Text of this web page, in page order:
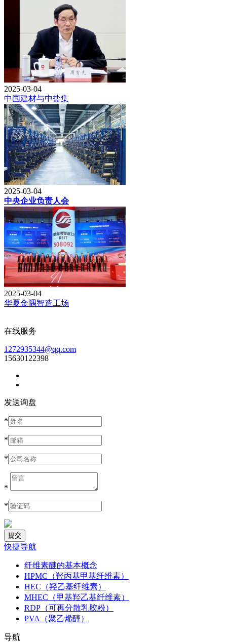
2025-03-04
中国建材与中盐集
2025-03-04
中央企业负责人会
2025-03-04
华夏金隅智造工场
在线服务
1272935344@qq.com
15630122398
发送询盘
*
*
*
*
*
快捷导航
纤维素醚的基本概念
HPMC（羟丙基甲基纤维素）
HEC（羟乙基纤维素）
MHEC（甲基羟乙基纤维素）
RDP（可再分散乳胶粉）
PVA（聚乙烯醇）
导航